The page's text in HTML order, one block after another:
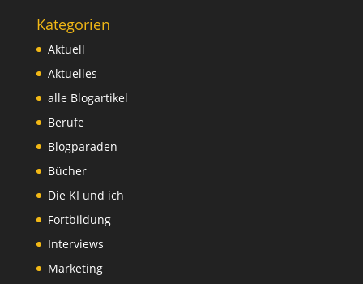
Kategorien
Aktuell
Aktuelles
alle Blogartikel
Berufe
Blogparaden
Bücher
Die KI und ich
Fortbildung
Interviews
Marketing